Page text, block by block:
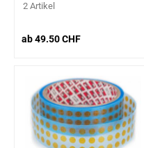
2 Artikel
ab 49.50 CHF